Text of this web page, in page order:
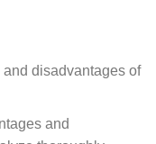
disadvantages of
and